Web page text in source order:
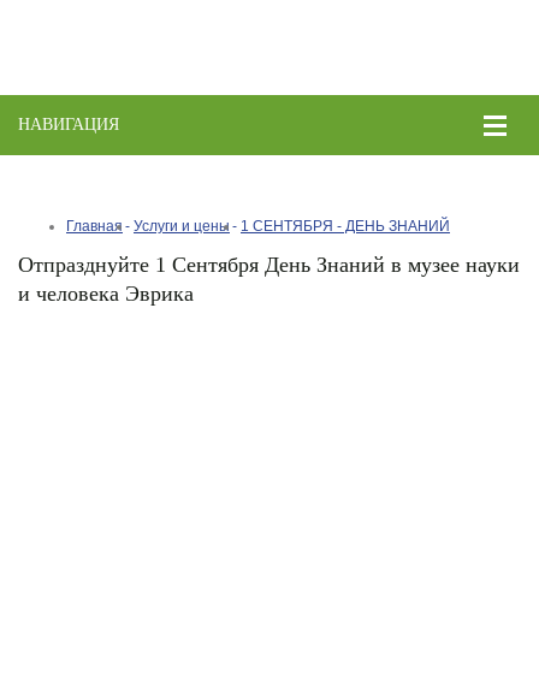
Toggle
НАВИГАЦИЯ
Главная Услуги и цены 1 СЕНТЯБРЯ - ДЕНЬ ЗНАНИЙ
Отпразднуйте 1 Сентября День Знаний в музее науки
и человека Эврика